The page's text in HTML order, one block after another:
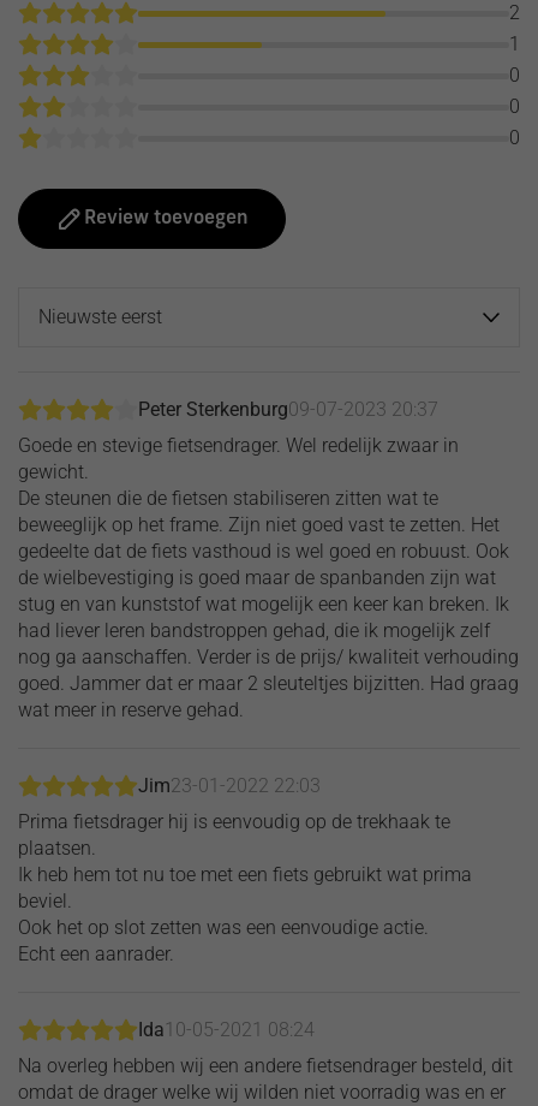
2
1
0
0
0
Review toevoegen
Peter Sterkenburg09-07-2023 20:37
Goede en stevige fietsendrager. Wel redelijk zwaar in
gewicht.
De steunen die de fietsen stabiliseren zitten wat te
beweeglijk op het frame. Zijn niet goed vast te zetten. Het
gedeelte dat de fiets vasthoud is wel goed en robuust. Ook
de wielbevestiging is goed maar de spanbanden zijn wat
stug en van kunststof wat mogelijk een keer kan breken. Ik
had liever leren bandstroppen gehad, die ik mogelijk zelf
nog ga aanschaffen. Verder is de prijs/ kwaliteit verhouding
goed. Jammer dat er maar 2 sleuteltjes bijzitten. Had graag
wat meer in reserve gehad.
Jim23-01-2022 22:03
Prima fietsdrager hij is eenvoudig op de trekhaak te
plaatsen.
Ik heb hem tot nu toe met een fiets gebruikt wat prima
beviel.
Ook het op slot zetten was een eenvoudige actie.
Echt een aanrader.
Ida10-05-2021 08:24
Na overleg hebben wij een andere fietsendrager besteld, dit
omdat de drager welke wij wilden niet voorradig was en er